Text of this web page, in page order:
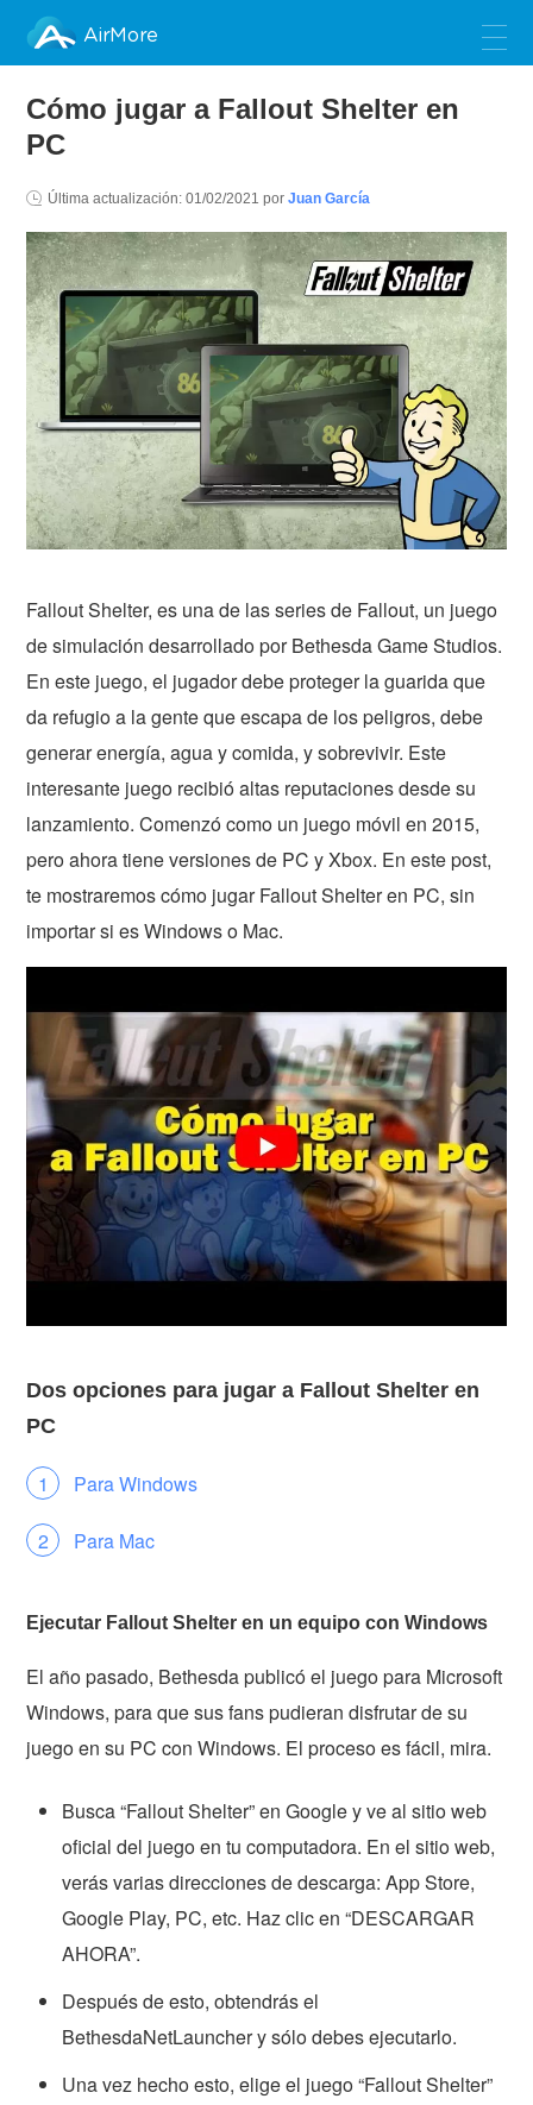
AirMore
Cómo jugar a Fallout Shelter en
PC
Última actualización:01/02/2021 porJuan García
Fallout Shelter, es una de las series de Fallout, un juego
de simulación desarrollado por Bethesda Game Studios.
En este juego, el jugador debe proteger la guarida que
da refugio a la gente que escapa de los peligros, debe
generar energía, agua y comida, y sobrevivir. Este
interesante juego recibió altas reputaciones desde su
lanzamiento. Comenzó como un juego móvil en 2015,
pero ahora tiene versiones de PC y Xbox. En este post,
te mostraremos cómo jugar Fallout Shelter en PC, sin
importar si es Windows o Mac.
Dos opciones para jugar a Fallout Shelter en
PC
Para Windows
Para Mac
Ejecutar Fallout Shelter en un equipo con Windows
El año pasado, Bethesda publicó el juego para Microsoft
Windows, para que sus fans pudieran disfrutar de su
juego en su PC con Windows. El proceso es fácil, mira.
Busca “Fallout Shelter” en Google y ve al sitio web
oficial del juego en tu computadora. En el sitio web,
verás varias direcciones de descarga: App Store,
Google Play, PC, etc. Haz clic en “DESCARGAR
AHORA”.
Después de esto, obtendrás el
BethesdaNetLauncher y sólo debes ejecutarlo.
Una vez hecho esto, elige el juego “Fallout Shelter”